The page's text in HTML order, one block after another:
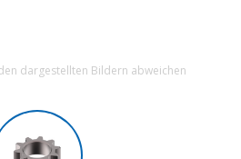
dargestellten Bildern abweichen